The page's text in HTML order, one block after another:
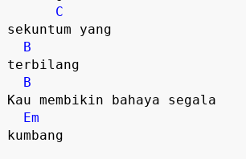
C
sekuntum yang
B
terbilang
B
Kau membikin bahaya segala
Em
kumbang